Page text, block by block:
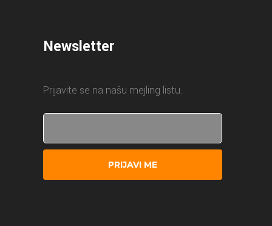
Newsletter
Prijavite se na našu mejling listu.
PRIJAVI ME